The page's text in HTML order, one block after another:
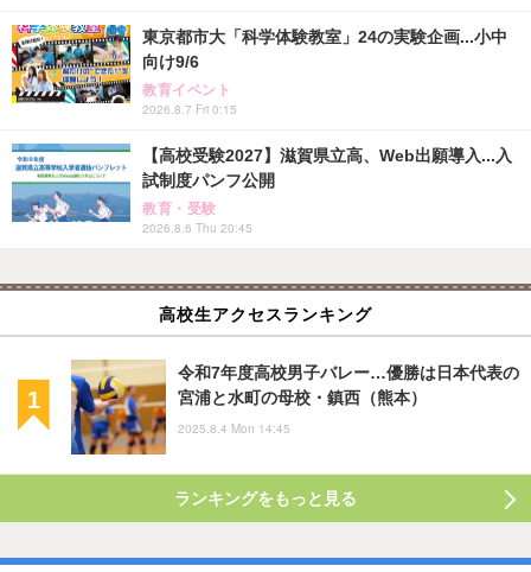
東京都市大「科学体験教室」24の実験企画...小中
向け9/6
教育イベント
2026.8.7 Fri 0:15
【高校受験2027】滋賀県立高、Web出願導入...入
試制度パンフ公開
教育・受験
2026.8.6 Thu 20:45
高校生アクセスランキング
令和7年度高校男子バレー…優勝は日本代表の
宮浦と水町の母校・鎮西（熊本）
2025.8.4 Mon 14:45
ランキングをもっと見る